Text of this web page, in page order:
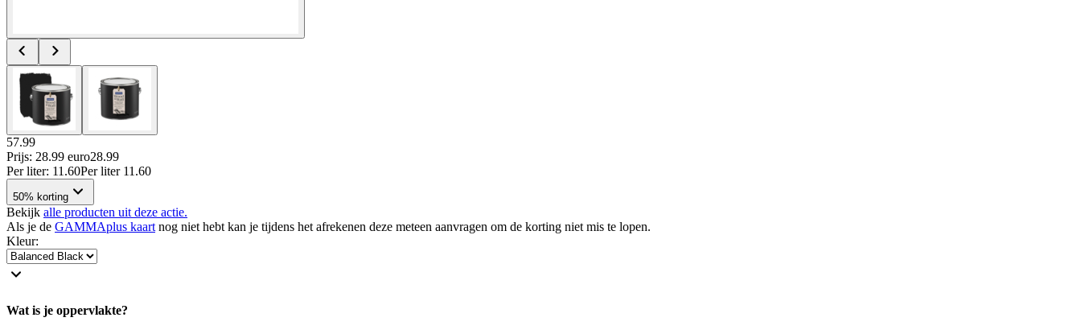
57.99
Prijs: 28.99 euro28.99
Per liter: 11.60Per liter 11.60
50% korting
Bekijk alle producten uit deze actie.
Als je de GAMMAplus kaart nog niet hebt kan je tijdens het afrekenen deze meteen aanvragen om de korting niet mis te lopen.
Kleur:
Wat is je oppervlakte?